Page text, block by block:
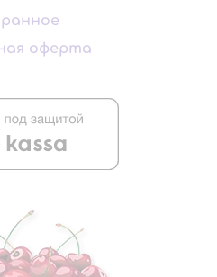
оферта